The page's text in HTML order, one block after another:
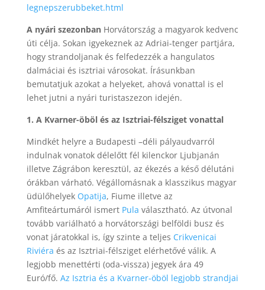
legnepszerubbeket.html
A nyári szezonbanHorvátország a magyarok kedvenc
úti célja. Sokan igyekeznek az Adriai-tenger partjára,
hogy strandoljanak és felfedezzék a hangulatos
dalmáciai és isztriai városokat. Írásunkban
bemutatjuk azokat a helyeket, ahová vonattal is el
lehet jutni a nyári turistaszezon idején.
1. A Kvarner-öböl és az Isztriai-félsziget vonattal
Mindkét helyre a Budapesti –déli pályaudvarról
indulnak vonatok délelőtt fél kilenckor Ljubjanán
illetve Zágrábon keresztül, az ékezés a késő délutáni
órákban várható. Végállomásnak a klasszikus magyar
üdülőhelyek Opatija, Fiume illetve az
Amfiteártumáról ismert Pula választható. Az útvonal
tovább variálható a horvátországi belföldi busz és
vonat járatokkal is, így szinte a teljes Crikvenicai
Riviéra és az Isztriai-félsziget elérhetővé válik. A
legjobb menettérti (oda-vissza) jegyek ára 49
Euró/fő. Az Isztria és a Kvarner-öböl legjobb strandjai